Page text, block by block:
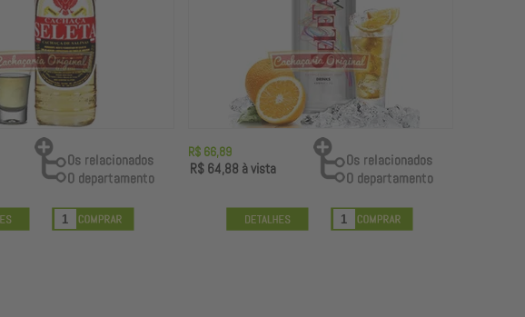
R$ 66,89
R$ 64,88 à vista